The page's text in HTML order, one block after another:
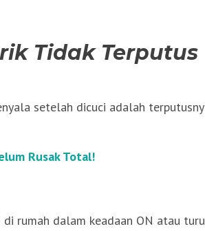
Tidak Terputus
setelah dicuci adalah
Rusak Total!
rumah dalam keadaan ON atau